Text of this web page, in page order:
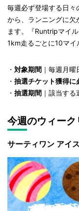
毎週必ず登場する日々
から、ランニングに
ます。『Runtripマイ
1km走るごとに10マイ
・ 対象期間 ｜毎週月
・ 抽選チケット獲得に
・ 抽選期間 ｜該当す
今週のウィー
サーティワン アイ